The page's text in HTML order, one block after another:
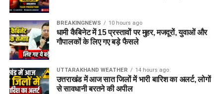
BREAKINGNEWS 10 hours ago
धामी कैबिनेट में 15 प्रस्तावों पर मुहर, मजदूरों, युवाओं और
गौपालकों के लिए गए बड़े फैसले
UTTARAKHAND WEATHER 14 hours ago
उत्तराखंड में आज सात जिलों में भारी बारिश का अलर्ट, लोगों
से सावधानी बरतने की अपील